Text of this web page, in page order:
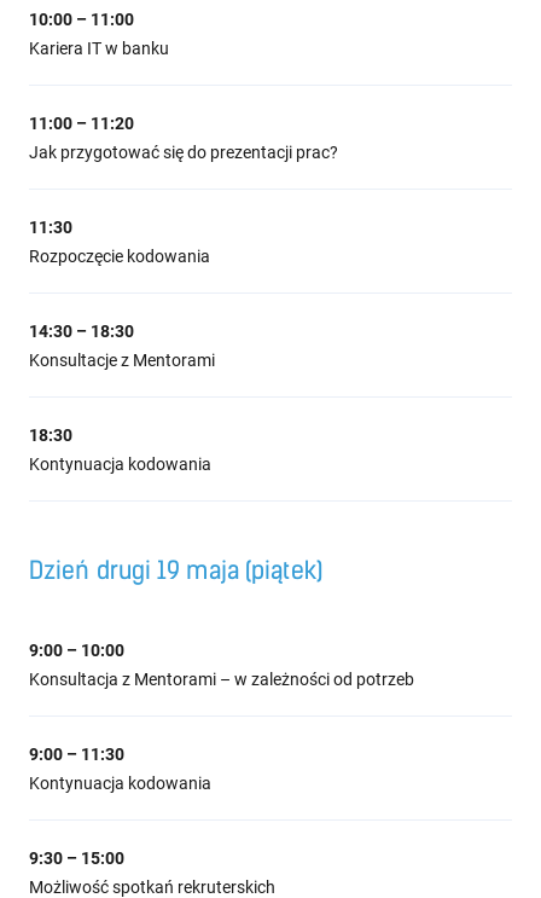
10:00 – 11:00
Kariera IT w banku
11:00 – 11:20
Jak przygotować się do prezentacji prac?
11:30
Rozpoczęcie kodowania
14:30 – 18:30
Konsultacje z Mentorami
18:30
Kontynuacja kodowania
Dzień drugi 19 maja (piątek)
9:00 – 10:00
Konsultacja z Mentorami – w zależności od potrzeb
9:00 – 11:30
Kontynuacja kodowania
9:30 – 15:00
Możliwość spotkań rekruterskich